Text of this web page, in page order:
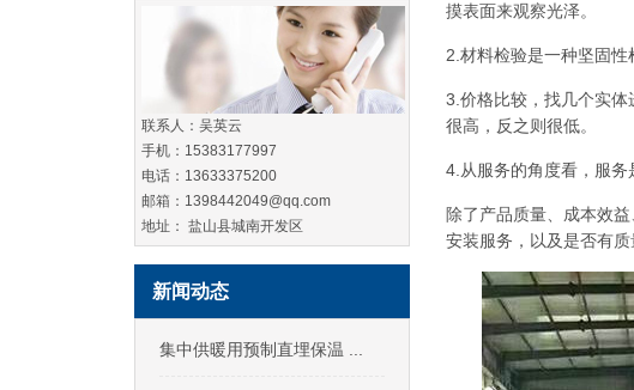
摸表面来观察光泽。
2.材料检验是一种坚固性
3.价格比较，找几个实
很高，反之则很低。
4.从服务的角度看，服务
除了产品质量、成本效
安装服务，以及是否有
联系人：吴英云
手机：15383177997
电话：13633375200
邮箱：1398442049@qq.com
地址： 盐山县城南开发区
新闻动态
集中供暖用预制直埋保温 ...